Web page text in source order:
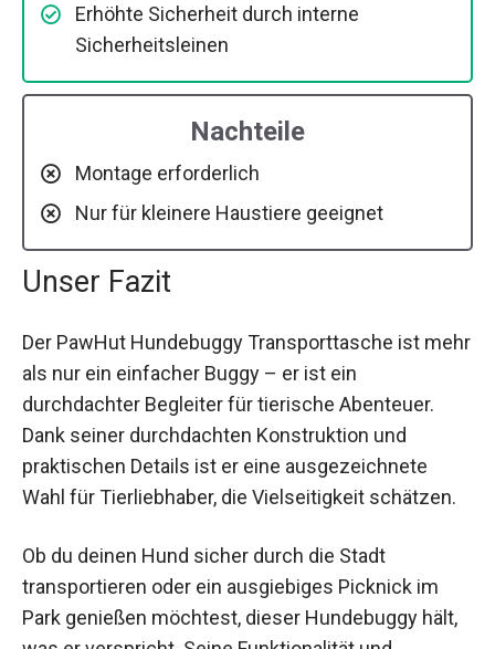
Erhöhte Sicherheit durch interne
Sicherheitsleinen
Nachteile
Montage erforderlich
Nur für kleinere Haustiere geeignet
Unser Fazit
Der PawHut Hundebuggy Transporttasche ist mehr
als nur ein einfacher Buggy – er ist ein
durchdachter Begleiter für tierische Abenteuer.
Dank seiner durchdachten Konstruktion und
praktischen Details ist er eine ausgezeichnete
Wahl für Tierliebhaber, die Vielseitigkeit schätzen.
Ob du deinen Hund sicher durch die Stadt
transportieren oder ein ausgiebiges Picknick im
Park genießen möchtest, dieser Hundebuggy hält,